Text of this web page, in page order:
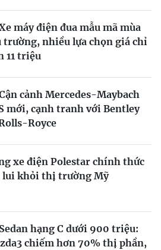
máy điện đua mẫu mã mùa
trường, nhiều lựa chọn giá chỉ
11 triệu
cảnh Mercedes-Maybach
mới, cạnh tranh với Bentley
Royce
xe điện Polestar chính thức
khỏi thị trường Mỹ
Sedan hạng C dưới 900 triệu:
chiếm hơn 70% thị phần,